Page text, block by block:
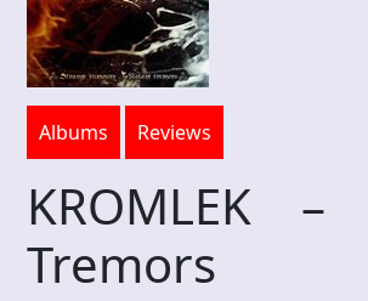
Albums Reviews
KROMLEK
Tremors